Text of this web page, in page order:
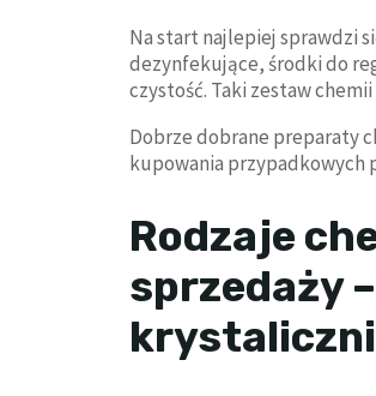
Na start najlepiej sprawdzi
dezynfekujące, środki do
czystość. Taki zestaw
Dobrze dobrane preparaty
kupowania przypadkowych
Rodzaje
sprzedaży